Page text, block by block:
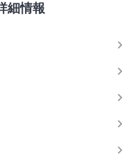
細情報